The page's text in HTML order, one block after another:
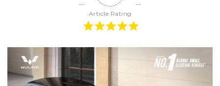
Article Rating